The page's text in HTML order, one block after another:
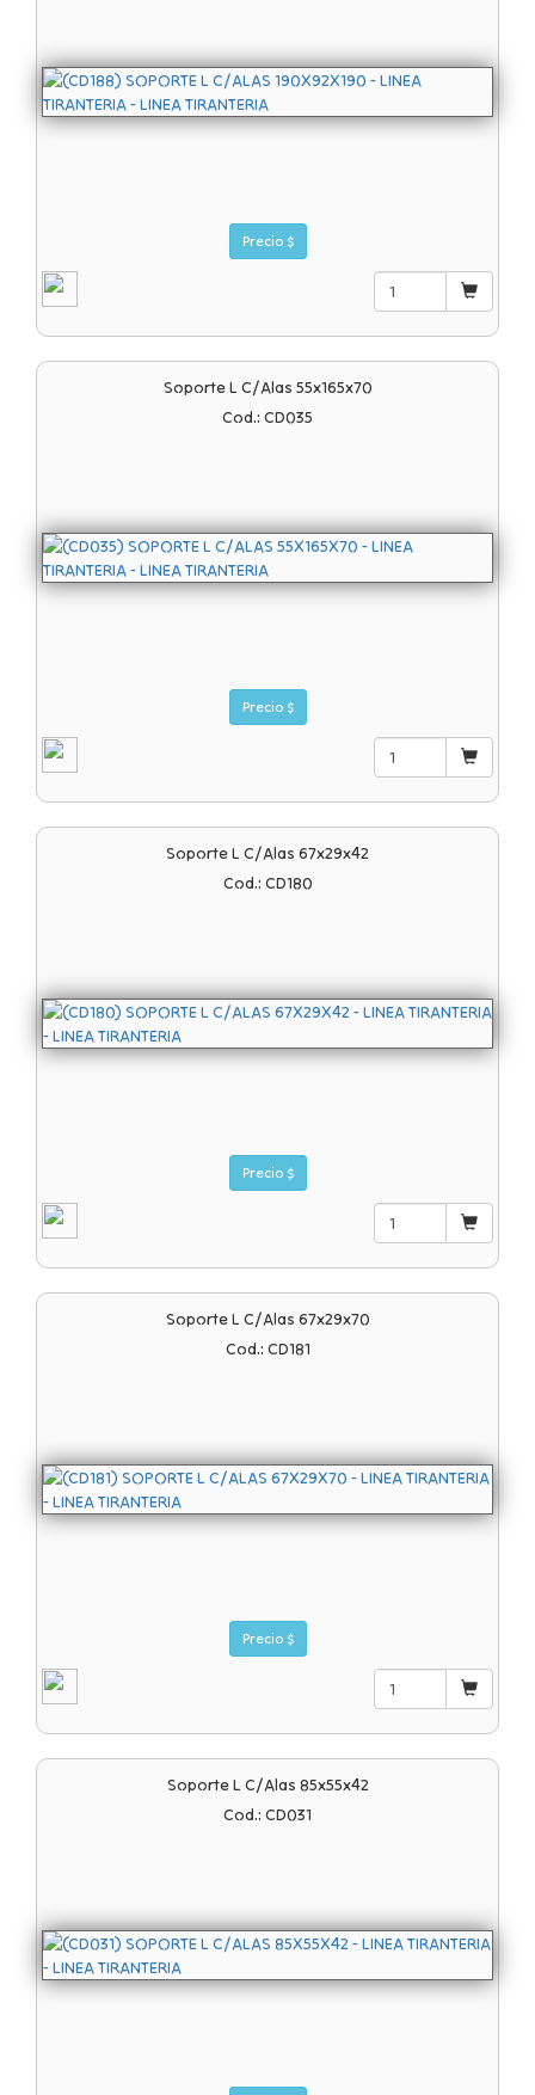
Precio $
Soporte L C/alas 55x165x70
Cod.: CD035
Precio $
Soporte L C/alas 67x29x42
Cod.: CD180
Precio $
Soporte L C/alas 67x29x70
Cod.: CD181
Precio $
Soporte L C/alas 85x55x42
Cod.: CD031